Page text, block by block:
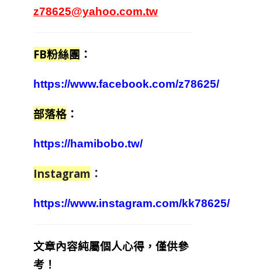
z78625@yahoo.com.tw
FB粉絲團 ：
https://www.facebook.com/z78625/
部落格 ：
https://hamibobo.tw/
Instagram ：
https://www.instagram.com/kk78625/
文章內容純屬個人心得，僅供參
考！